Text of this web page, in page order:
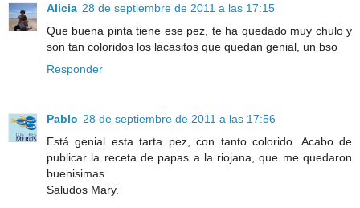
Alicia 28 de septiembre de 2011 a las 17:15
Que buena pinta tiene ese pez, te ha quedado muy chulo y
son tan coloridos los lacasitos que quedan genial, un bso
Responder
Pablo 28 de septiembre de 2011 a las 17:56
Está genial esta tarta pez, con tanto colorido. Acabo de
publicar la receta de papas a la riojana, que me quedaron
buenisimas.
Saludos Mary.